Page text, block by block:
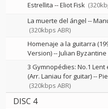
Estrellita --Eliot Fisk
La muerte del ángel --
(320kbps ABR)
Homenaje a la guitarra
Version)--Julian Byzantine
3 Gymnopédies: No.1
(Arr. Laniau for guitar)--
(320kbps ABR)
DISC 4